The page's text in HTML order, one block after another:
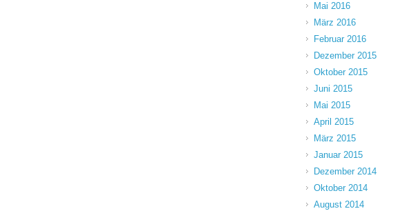
Mai 2016
März 2016
Februar 2016
Dezember 2015
Oktober 2015
Juni 2015
Mai 2015
April 2015
März 2015
Januar 2015
Dezember 2014
Oktober 2014
August 2014